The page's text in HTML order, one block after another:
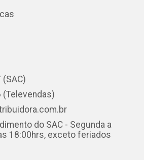
do SAC - Segunda a
18:00hrs, exceto feriados